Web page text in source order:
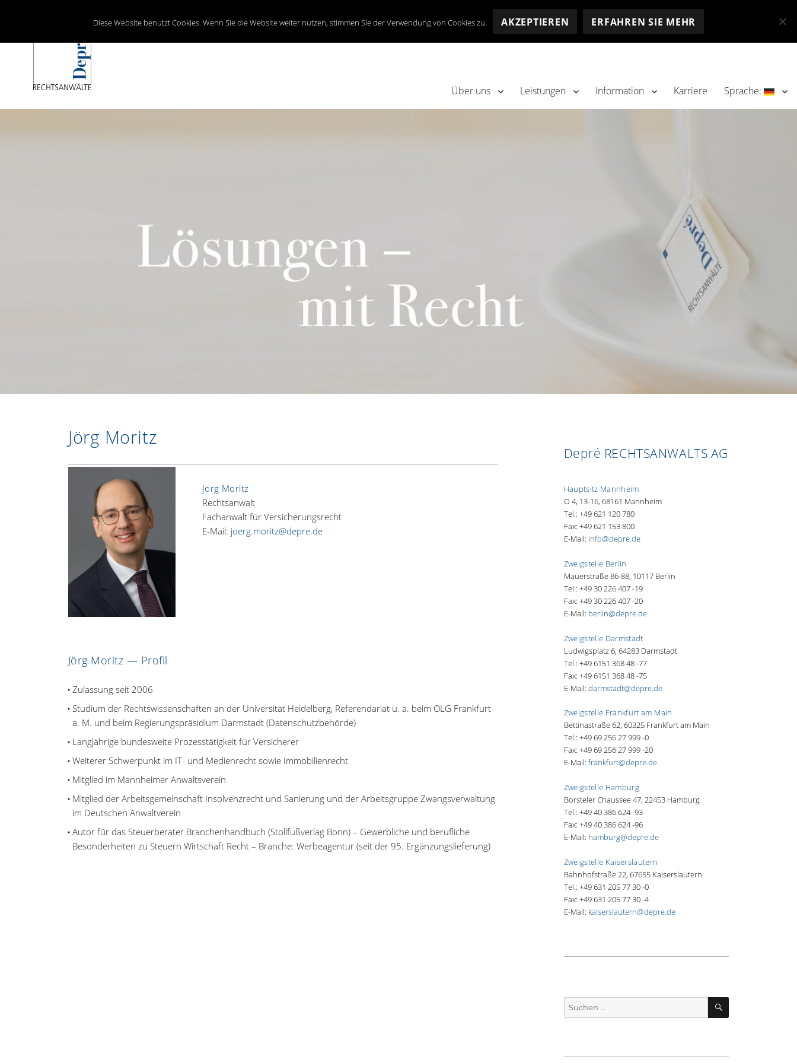
Über uns Leistungen Information Karriere Sprache:
Jörg Moritz
Jörg Moritz
Rechtsanwalt
Fachanwalt für Versicherungsrecht
E-Mail: joerg.moritz@depre.de
Jörg Moritz — Profil
Zulassung seit 2006
Studium der Rechtswissenschaften an der Universität Heidelberg, Referendariat u. a. beim OLG Frankfurt
a. M. und beim Regierungspräsidium Darmstadt (Datenschutzbehörde)
Langjährige bundesweite Prozesstätigkeit für Versicherer
Weiterer Schwerpunkt im IT- und Medienrecht sowie Immobilienrecht
Mitglied im Mannheimer Anwaltsverein
Mitglied der Arbeitsgemeinschaft Insolvenzrecht und Sanierung und der Arbeitsgruppe Zwangsverwaltung
im Deutschen Anwaltverein
Autor für das Steuerberater Branchenhandbuch (Stollfußverlag Bonn) – Gewerbliche und berufliche
Besonderheiten zu Steuern Wirtschaft Recht – Branche: Werbeagentur (seit der 95. Ergänzungslieferung)
Depré RECHTSANWALTS AG
Hauptsitz Mannheim
O 4, 13-16, 68161 Mannheim
Tel.: +49 621 120 780
Fax: +49 621 153 800
E-Mail: info@depre.de
Zweigstelle Berlin
Mauerstraße 86-88, 10117 Berlin
Tel.: +49 30 226 407 -19
Fax: +49 30 226 407 -20
E-Mail: berlin@depre.de
Zweigstelle Darmstadt
Ludwigsplatz 6, 64283 Darmstadt
Tel.: +49 6151 368 48 -77
Fax: +49 6151 368 48 -75
E-Mail: darmstadt@depre.de
Zweigstelle Frankfurt am Main
Bettinastraße 62, 60325 Frankfurt am Main
Tel.: +49 69 256 27 999 -0
Fax: +49 69 256 27 999 -20
E-Mail: frankfurt@depre.de
Zweigstelle Hamburg
Borsteler Chaussee 47, 22453 Hamburg
Tel.: +49 40 386 624 -93
Fax: +49 40 386 624 -96
E-Mail: hamburg@depre.de
Zweigstelle Kaiserslautern
Bahnhofstraße 22, 67655 Kaiserslautern
Tel.: +49 631 205 77 30 -0
Fax: +49 631 205 77 30 -4
E-Mail: kaiserslautern@depre.de
Suche
nach:
SUCHEN
Diese Website benutzt Cookies. Wenn Sie die Website weiter nutzen, stimmen Sie der Verwendung von Cookies zu. AKZEPTIEREN ERFAHREN SIE MEHR